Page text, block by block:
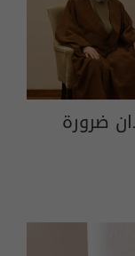
ضرورة